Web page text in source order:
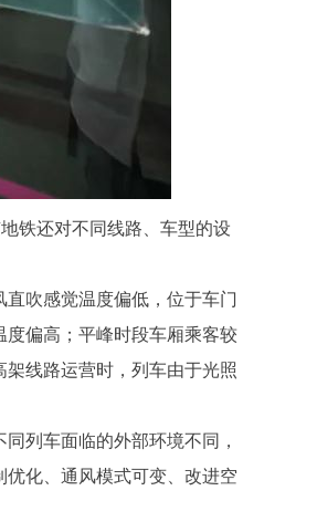
铁还对不同线路、车型的设
吹感觉温度偏低，位于车门
偏高；平峰时段车厢乘客较
线路运营时，列车由于光照
列车面临的外部环境不同，
化、通风模式可变、改进空